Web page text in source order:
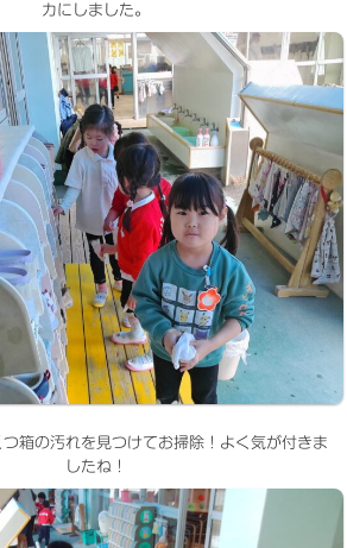
カにしました。
箱の汚れを見つけてお掃除！よく気が付きま
したね！